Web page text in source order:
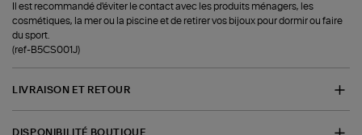
Il est recommandé d'éviter le contact avec les produits ménagers, les
cosmétiques, la mer ou la piscine et de retirer vos bijoux pour dormir ou faire
du sport.
(ref-B5CS001J)
LIVRAISON ET RETOUR
DISPONIBILITÉ BOUTIQUE